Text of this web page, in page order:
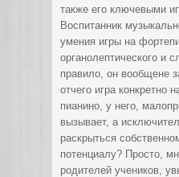
также его ключевыми
Воспитанник
умения игры на
органолептического и
правило, он вообщене
отчего игра конкретно
пианино, у него,
вызывает, а
раскрыться
потенциалу? Просто,
родителей учеников,